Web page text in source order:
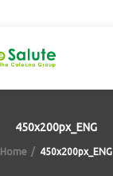
450x200px_ENG
Home 450x200px_ENG